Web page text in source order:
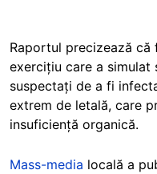
Raportul precizează
exercițiu care a simulat
suspectați de a fi
extrem de letală, care
insuficiență organică.
Mass-media locală a